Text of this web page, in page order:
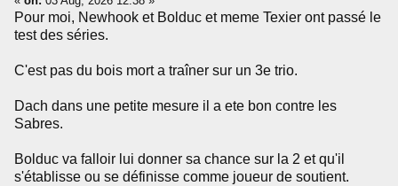
Pour moi, Newhook et Bolduc et meme Texier ont passé le
test des séries.
C'est pas du bois mort a traîner sur un 3e trio.
Dach dans une petite mesure il a ete bon contre les
Sabres.
Bolduc va falloir lui donner sa chance sur la 2 et qu'il
s'établisse ou se définisse comme joueur de soutient.